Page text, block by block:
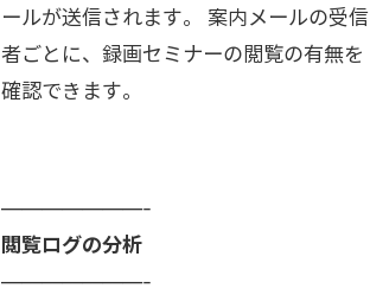
ールが送信されます。 案内メールの受信
者ごとに、録画セミナーの閲覧の有無を
確認できます。
———————-
閲覧ログの分析
———————-